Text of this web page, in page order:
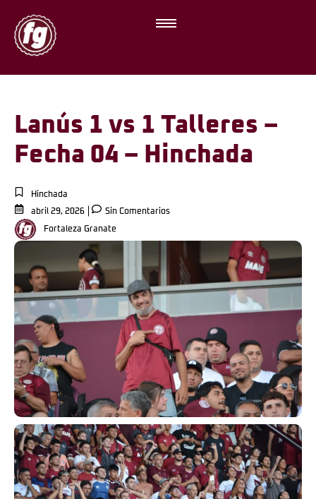
Lanús 1 vs 1 Talleres –
Fecha 04 – Hinchada
Hinchada
abril 29, 2026
Sin Comentarios
Fortaleza Granate